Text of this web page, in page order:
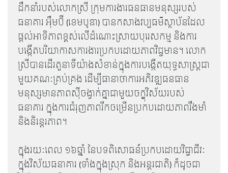
ដឹកនាំរបស់លោកស្រី ក្រុមការងារធនធានមនុស្សរបស់
ធនាគារ អុឹមប៊ី (ខេមបូឌា) បានកសាងវប្បធម៌ស្ថាប័នដែល
ផ្តល់អាទិភាពខ្ពស់លើដំណោះស្រាយបុរេសកម្ម និងការ
បង្កើតបរិយាកាសការងារប្រកបដោយភាពវិជ្ជមាន។ លោក
ស្រីបានដើរតួនាទីយ៉ាងសំខាន់ក្នុងការបង្កើតយុទ្ធសាស្ត្រជា
មួយគណៈគ្រប់គ្រង ដើម្បីធានាថាការអភិវឌ្ឍធនធាន
មនុស្សមានភាពស៊ីចង្វាក់គ្នាជាមួយចក្ខុវិស័យរបស់
ធនាគារ ក្នុងការជំរុញភាពរីកចម្រើនប្រកបដោយភាពរឹងមាំ
និងនិរន្តរភាព។
ក្នុងរយៈពេល ១៦ឆ្នាំ នៃបទពិសោធន៍ប្រកបដោយវិជ្ជាជីវៈ
ក្នុងវិស័យធនាគារ (ទាំងក្នុងស្រុក និងអន្តរជាតិ) ក៏ដូចជា